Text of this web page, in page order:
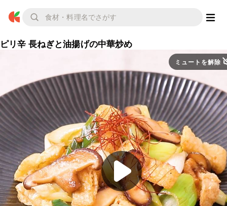
ピリ辛 長ねぎと油揚げの中華炒め
ミュートを解除